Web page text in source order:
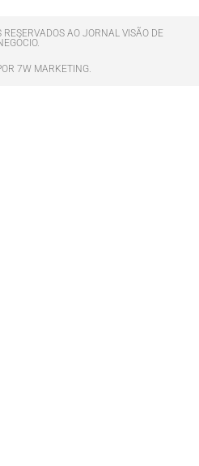
AO JORNAL VISÃO DE
7W MARKETING.